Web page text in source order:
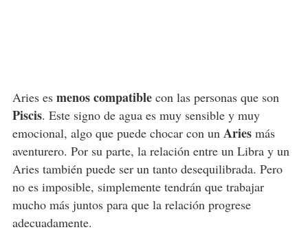
Aries es menos compatiblecon las personas que son
Piscis. Este signo de agua es muy sensible y muy
emocional, algo que puede chocar con un Ariesmás
aventurero. Por su parte, la relación entre un Libra y un
Aries también puede ser un tanto desequilibrada. Pero
no es imposible, simplemente tendrán que trabajar
mucho más juntos para que la relación progrese
adecuadamente.